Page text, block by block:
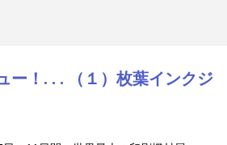
ー！. . . （１）枚葉インクジ